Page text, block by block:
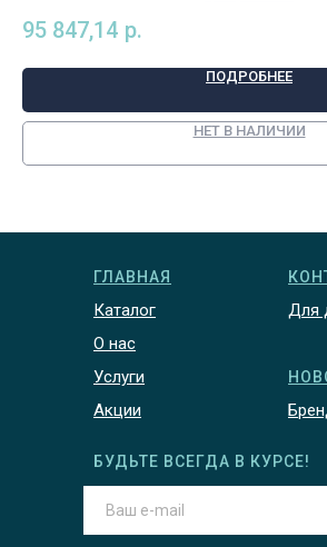
95 847,14 р.
ПОДРОБНЕЕ
НЕТ В НАЛИЧИИ
ГЛАВНАЯ
Каталог
О нас
Услуги
Акции
Для
БУДЬТЕ ВСЕГДА В КУРСЕ!